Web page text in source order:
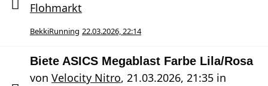
Flohmarkt
BekkiRunning 22.03.2026, 22:14
Biete ASICS Megablast Farbe Lila/Rosa
von Velocity Nitro, 21.03.2026, 21:35 in